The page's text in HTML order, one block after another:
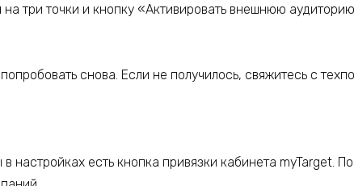
три точки и кнопку «Активировать внешнюю
снова. Если не получилось, свяжитесь с
настройках есть кнопка привязки кабинета myTarget.